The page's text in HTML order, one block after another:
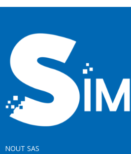
NOUT SAS